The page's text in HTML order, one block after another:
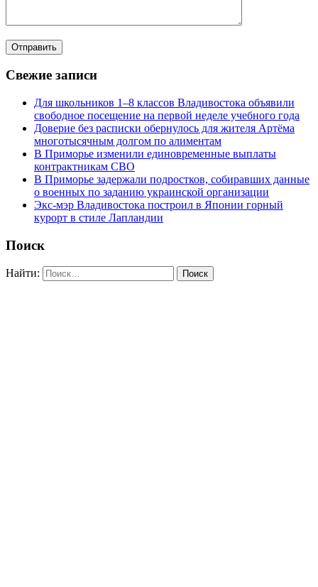
Свежие записи
Для школьников 1–8 классов Владивостока объявили
свободное посещение на первой неделе учебного года
Доверие без расписки обернулось для жителя Артёма
многотысячным долгом по алиментам
В Приморье изменили единовременные выплаты
контрактникам СВО
В Приморье задержали подростков, собиравших данные
о военных по заданию украинской организации
Экс-мэр Владивостока построил в Японии горный
курорт в стиле Лапландии
Поиск
Найти: